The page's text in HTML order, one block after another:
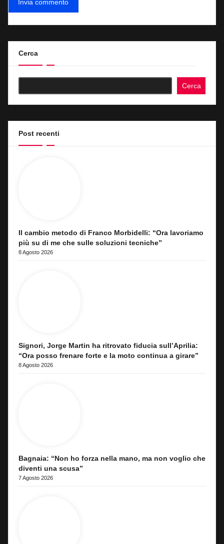
Cerca
Cerca
Post recenti
Il cambio metodo di Franco Morbidelli: “Ora lavoriamo
più su di me che sulle soluzioni tecniche”
8 Agosto 2026
Signori, Jorge Martin ha ritrovato fiducia sull’Aprilia:
“Ora posso frenare forte e la moto continua a girare”
8 Agosto 2026
Bagnaia: “Non ho forza nella mano, ma non voglio che
diventi una scusa”
7 Agosto 2026